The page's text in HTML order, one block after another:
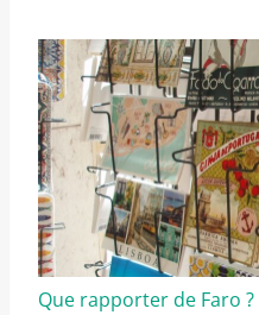
Que rapporter de Faro